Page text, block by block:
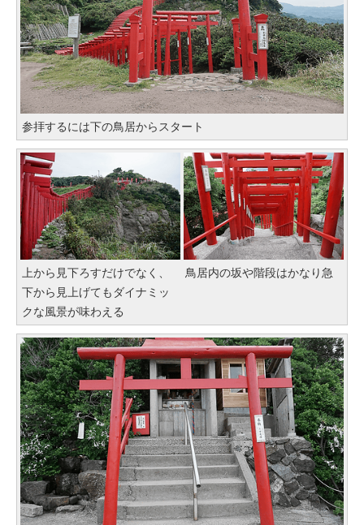
参拝するには下の鳥居からスタート
上から見下ろすだけでなく、
下から見上げてもダイナミッ
クな風景が味わえる
鳥居内の坂や階段はかなり急